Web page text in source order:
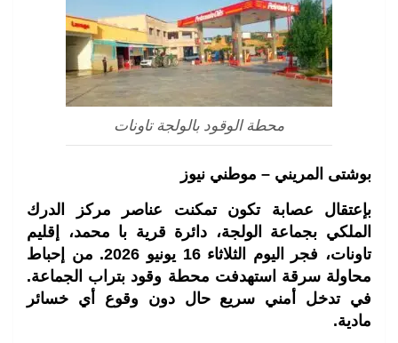
محطة الوقود بالولجة تاونات
بوشتى المريني – موطني نيوز
بإعتقال عصابة تكون تمكنت عناصر مركز الدرك
الملكي بجماعة الولجة، دائرة قرية با محمد، إقليم
تاونات، فجر اليوم الثلاثاء 16 يونيو 2026. من إحباط
محاولة سرقة استهدفت محطة وقود بتراب الجماعة.
في تدخل أمني سريع حال دون وقوع أي خسائر
مادية.